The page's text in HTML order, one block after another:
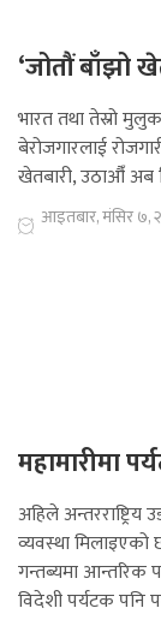
‘जोतौं बाँझो
भारत तथा तेस्रो
बेरोजगारलाई
खेतबारी, उठाऔँ अब
आइतबार, मंसिर ७,
महामारीमा
अहिले
व्यवस्था मिलाइएको
गन्तब्यमा आन्तरिक
विदेशी पर्यटक पनि